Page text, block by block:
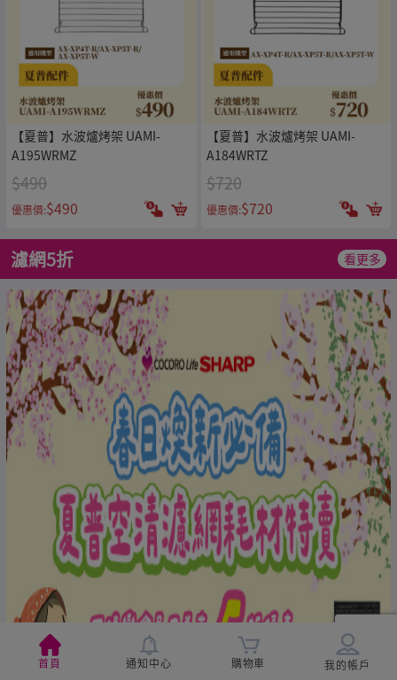
首頁 通知中心 購物車 我的帳戶
【夏普】水波爐烤架 UAMI-
A195WRMZ
$490
優惠價:$490
【夏普】水波爐烤架 UAMI-
A184WRTZ
$720
優惠價:$720
濾網5折 看更多